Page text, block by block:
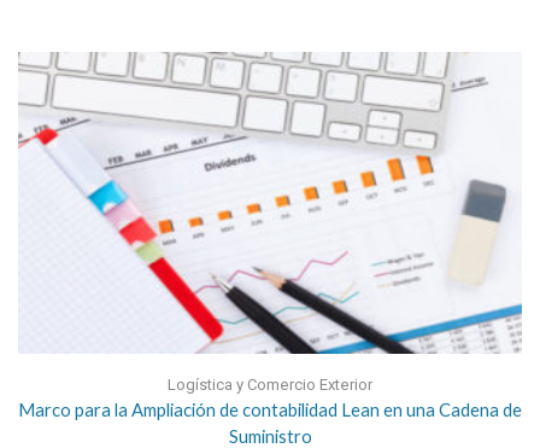
Logística y Comercio Exterior
Marco para la Ampliación de contabilidad Lean en una Cadena de
Suministro